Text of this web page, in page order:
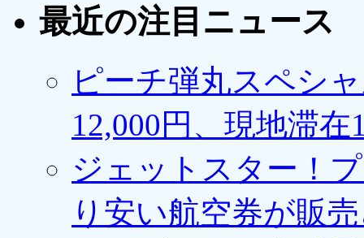
最近の注目ニュース
ピーチ弾丸スペシ
12,000円、現地滞
ジェットスター！
り安い航空券が販